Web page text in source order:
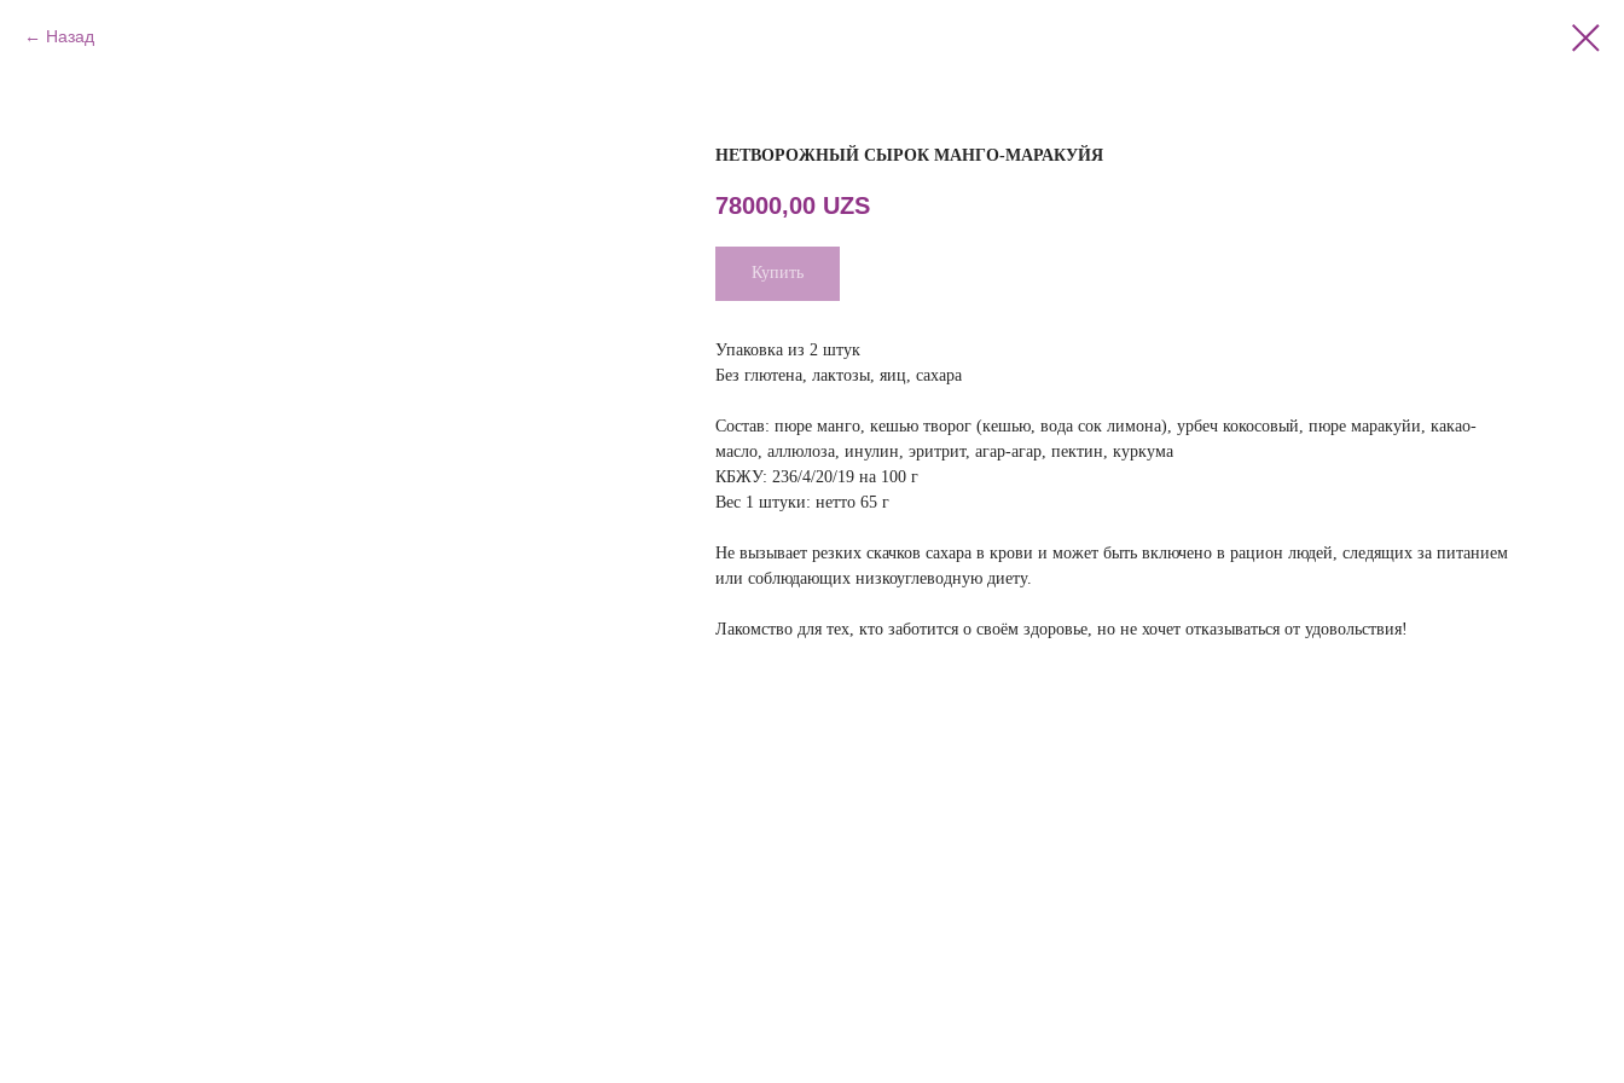
Назад
НЕТВОРОЖНЫЙ СЫРОК МАНГО-МАРАКУЙЯ
78000,00 UZS
Купить
Упаковка из 2 штук
Без глютена, лактозы, яиц, сахара
Состав: пюре манго, кешью творог (кешью, вода сок лимона), урбеч кокосовый, пюре маракуйи, какао-
масло, аллюлоза, инулин, эритрит, агар-агар, пектин, куркума
КБЖУ: 236/4/20/19 на 100 г
Вес 1 штуки: нетто 65 г
Не вызывает резких скачков сахара в крови и может быть включено в рацион людей, следящих за питанием
или соблюдающих низкоуглеводную диету.
Лакомство для тех, кто заботится о своём здоровье, но не хочет отказываться от удовольствия!